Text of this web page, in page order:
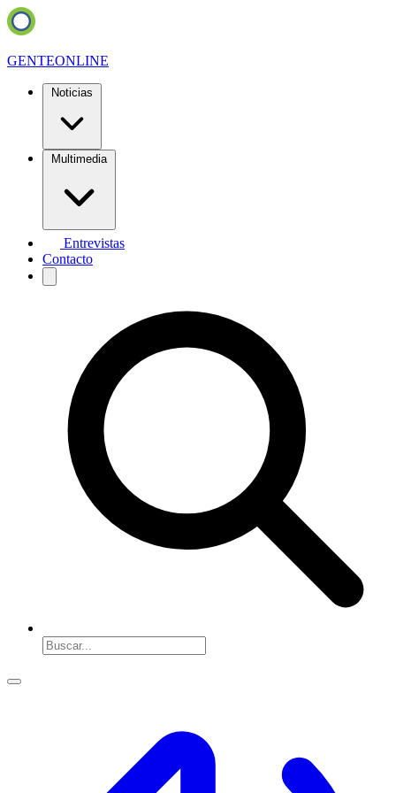
GENTEONLINE
Noticias
Multimedia
Entrevistas
Contacto